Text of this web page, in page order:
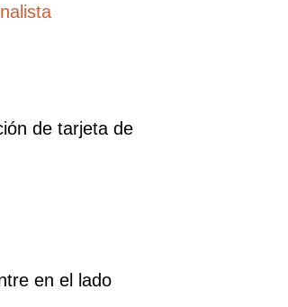
de tarjeta de
en el lado